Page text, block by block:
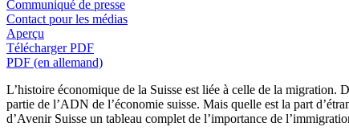
Communiqué de presse
Contact pour les médias
Aperçu
Télécharger PDF
PDF (en allemand)
L’histoire économique de la Suisse est liée à celle de la migration.
partie de l’ADN de l’économie suisse. Mais quelle est la part
d’Avenir Suisse un tableau complet de l’importance de